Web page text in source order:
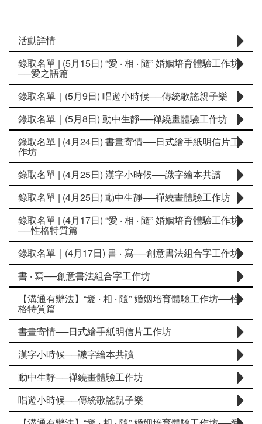
活動詳情
錄取名單 | (5月15日) “愛 ‧ 相 ‧ 隨” 婚姻培育體驗工作坊
──愛之語篇
錄取名單｜(5月9日) 唱遊小時候──傳統歌謠親子樂
錄取名單｜(5月8日) 動中生靜──襌繞畫體驗工作坊
錄取名單 | (4月24日) 書畫寄情──日式繪手紙明信片工
作坊
錄取名單 | (4月25日) 漢字小時候──識字繪本共讀
錄取名單 | (4月25日) 動中生靜──襌繞畫體驗工作坊
錄取名單 | (4月17日) “愛 ‧ 相 ‧ 隨” 婚姻培育體驗工作坊
──性格特質篇
錄取名單｜(4月17日) 書 ‧ 寫──創意書法組合字工作坊
書 ‧ 寫──創意書法組合字工作坊
【溝通有辦法】“愛 ‧ 相 ‧ 隨” 婚姻培育體驗工作坊──性
格特質篇
書畫寄情──日式繪手紙明信片工作坊
漢字小時候──識字繪本共讀
動中生靜──襌繞畫體驗工作坊
唱遊小時候──傳統歌謠親子樂